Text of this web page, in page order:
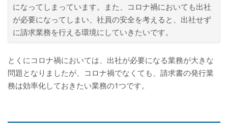
になってしまっています。また、コロナ禍においても出社
が必要になってしまい、社員の安全を考えると、出社せず
に請求業務を行える環境にしていきたいです。
とくにコロナ禍においては、出社が必要になる業務が大きな
問題となりましたが、コロナ禍でなくても、請求書の発行業
務は効率化しておきたい業務の1つです。